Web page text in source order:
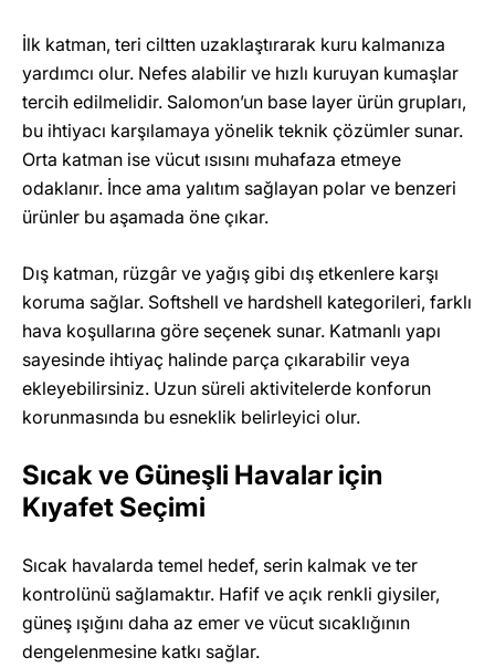
İlk katman, teri ciltten uzaklaştırarak kuru kalmanıza
yardımcı olur. Nefes alabilir ve hızlı kuruyan kumaşlar
tercih edilmelidir. Salomon’un base layer ürün grupları,
bu ihtiyacı karşılamaya yönelik teknik çözümler sunar.
Orta katman ise vücut ısısını muhafaza etmeye
odaklanır. İnce ama yalıtım sağlayan polar ve benzeri
ürünler bu aşamada öne çıkar.
Dış katman, rüzgâr ve yağış gibi dış etkenlere karşı
koruma sağlar. Softshell ve hardshell kategorileri, farklı
hava koşullarına göre seçenek sunar. Katmanlı yapı
sayesinde ihtiyaç halinde parça çıkarabilir veya
ekleyebilirsiniz. Uzun süreli aktivitelerde konforun
korunmasında bu esneklik belirleyici olur.
Sıcak ve Güneşli Havalar için
Kıyafet Seçimi
Sıcak havalarda temel hedef, serin kalmak ve ter
kontrolünü sağlamaktır. Hafif ve açık renkli giysiler,
güneş ışığını daha az emer ve vücut sıcaklığının
dengelenmesine katkı sağlar.